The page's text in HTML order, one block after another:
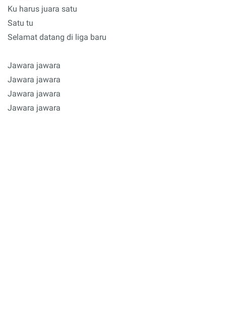
Ku harus juara satu
Satu tu
Selamat datang di liga baru
Jawara jawara
Jawara jawara
Jawara jawara
Jawara jawara